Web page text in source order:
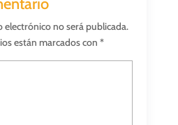
electrónico no será publicada.
están marcados con *